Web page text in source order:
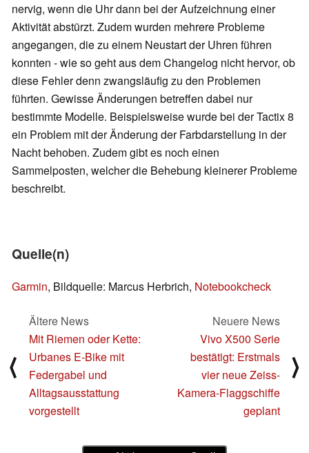
nervig, wenn die Uhr dann bei der Aufzeichnung einer
Aktivität abstürzt. Zudem wurden mehrere Probleme
angegangen, die zu einem Neustart der Uhren führen
konnten - wie so geht aus dem Changelog nicht hervor, ob
diese Fehler denn zwangsläufig zu den Problemen
führten. Gewisse Änderungen betreffen dabei nur
bestimmte Modelle. Beispielsweise wurde bei der Tactix 8
ein Problem mit der Änderung der Farbdarstellung in der
Nacht behoben. Zudem gibt es noch einen
Sammelposten, welcher die Behebung kleinerer Probleme
beschreibt.
Quelle(n)
Garmin, Bildquelle: Marcus Herbrich, Notebookcheck
⟨
Ältere News
Mit Riemen oder Kette:
Urbanes E‑Bike mit
Federgabel und
Alltagsausstattung
vorgestellt
Neuere News
Vivo X500 Serie
bestätigt: Erstmals
vier neue Zeiss-
Kamera-Flaggschiffe
geplant
⟩